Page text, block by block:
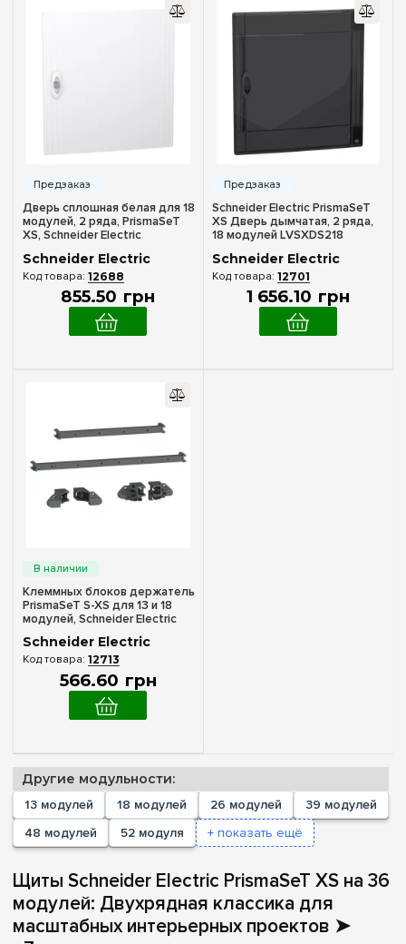
(7)
Белый
Дверь
Белая(3)
Дымчатая
Ширина, мм
Очистить выбор
Дверь сплошная белая для 18
модулей, 2 ряда, PrismaSeT
XS, Schneider Electric
Schneider Electric
12688
855.50 грн
Schneider Electric PrismaSeT
XS Дверь дымчатая, 2 ряда,
18 модулей LVSXDS218
Schneider Electric
12701
1 656.10 грн
Клеммных блоков держатель
PrismaSeT S-XS для 13 и 18
модулей, Schneider Electric
Schneider Electric
12713
566.60 грн
Другие модульности:
13 модулей 18 модулей 26 модулей
39 модулей
48 модулей
52 модуля + показать ещё
Щиты Schneider Electric PrismaSeT XS на 36
модулей: Двухрядная классика для
масштабных интерьерных проектов ➤